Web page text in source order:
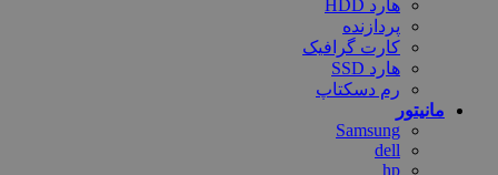
هارد HDD
پردازنده
کارت گرافیک
هارد SSD
رم دسکتاپ
مانیتور
Samsung
dell
hp